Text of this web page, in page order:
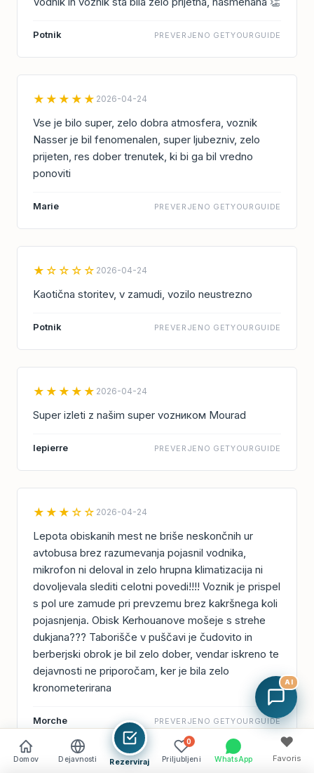
Potnik PREVERJENO GETYOURGUIDE
★★★★★ 2026-04-24
Vse je bilo super, zelo dobra atmosfera, voznik
Nasser je bil fenomenalen, super ljubezniv, zelo
prijeten, res dober trenutek, ki bi ga bil vredno
ponoviti
Marie PREVERJENO GETYOURGUIDE
★☆☆☆☆ 2026-04-24
Kaotična storitev, v zamudi, vozilo neustrezno
Potnik PREVERJENO GETYOURGUIDE
★★★★★ 2026-04-24
Super izleti z našim super vozником Mourad
lepierre PREVERJENO GETYOURGUIDE
★★★☆☆ 2026-04-24
Lepota obiskanih mest ne briše neskončnih ur
avtobusa brez razumevanja pojasnil vodnika,
mikrofon ni deloval in zelo hrupna klimatizacija ni
dovoljevala slediti celotni povedi!!!! Voznik je prispel
s pol ure zamude pri prevzemu brez kakršnega koli
pojasnjenja. Obisk Kerhouanove mošeje s strehe
dukjana??? Taborišče v puščavi je čudovito in
berberjski obrok je bil zelo dober, vendar iskreno te
dejavnosti ne priporočam, ker je bila zelo
kronometerirana
Morche PREVERJENO GETYOURGUIDE
Domov Dejavnosti Rezerviraj
0
Priljubljeni WhatsApp
♥
Favoris
AI